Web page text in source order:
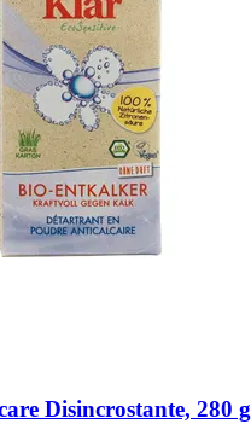
Disincrostante, 280 g